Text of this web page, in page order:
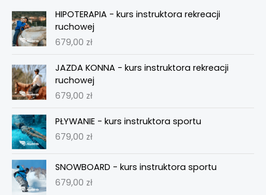
HIPOTERAPIA - kurs instruktora rekreacji
ruchowej
679,00 zł
JAZDA KONNA - kurs instruktora rekreacji
ruchowej
679,00 zł
PŁYWANIE - kurs instruktora sportu
679,00 zł
SNOWBOARD - kurs instruktora sportu
679,00 zł